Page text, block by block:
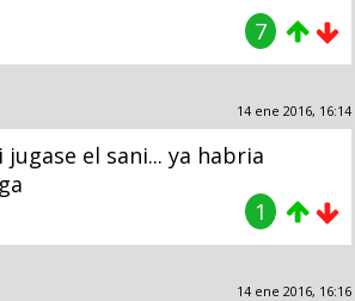
7
14 ene 2016, 16:14
el sani... ya habria
1
14 ene 2016, 16:16